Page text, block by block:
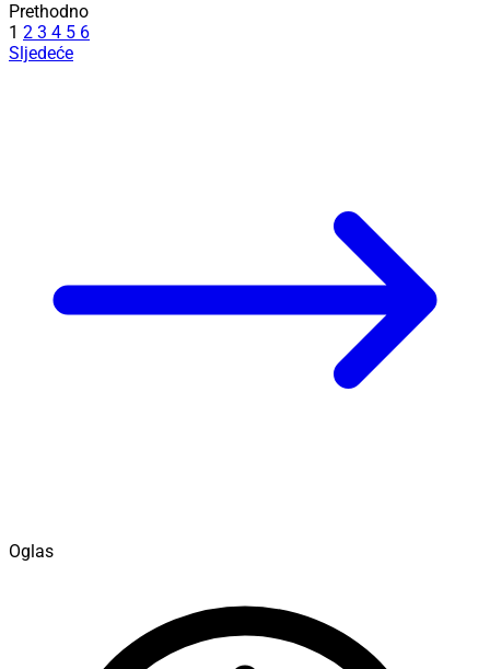
Prethodno
1 2 3 4 5 6
Sljedeće
Oglas